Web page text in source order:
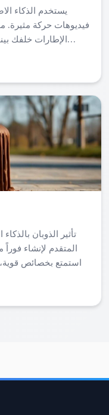
فيديوهات حركة مثيرة.
الإطارات خلفك
تأثير الذوبان
المتقدم لإنشاء
استمتع بخصائص